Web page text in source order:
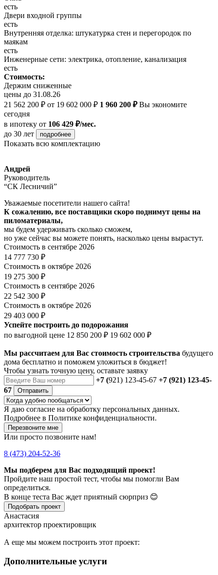
есть
Двери входной группы
есть
Внутренняя отделка: штукатурка стен и перегородок по
маякам
есть
Инженерные сети: электрика, отопление, канализация
есть
Стоимость:
Держим сниженные
цены до 31.08.26
21 562 200 ₽ от 19 602 000 ₽ 1 960 200 ₽Вы экономите
сегодня
в ипотеку от 106 429 ₽/мес.
до 30 лет
подробнее
Показать всю комплектацию
Андрей
Руководитель
“СК Лесничий”
Уважаемые посетители нашего сайта!
К сожалению, все поставщики скоро поднимут цены на
пиломатериалы,
мы будем удерживать сколько сможем,
но уже сейчас вы можете понять, насколько цены вырастут.
Стоимость в сентябре 2026
14 777 730 ₽
Стоимость в октябре 2026
19 275 300 ₽
Стоимость в сентябре 2026
22 542 300 ₽
Стоимость в октябре 2026
29 403 000 ₽
Успейте построить до подорожания
по выгодной цене 12 850 200 ₽ 19 602 000 ₽
Мы рассчитаем для Вас стоимость строительства будущего
дома бесплатно и поможем уложиться в бюджет!
Чтобы узнать точную цену, оставьте заявку
+7 (921) 123-45-67 +7 (921) 123-45-
67
Отправить
Я даю согласие на обработку персональных данных.
Подробнее в Политике конфиденциальности.
Перезвоните мне
Или просто позвоните нам!
8 (473) 204-52-36
Мы подберем для Вас подходящий проект!
Пройдите наш простой тест, чтобы мы помогли Вам
определиться.
В конце теста Вас ждет приятный сюрприз 😊
Подобрать проект
Анастасия
архитектор проектировщик
А еще мы можем построить этот проект:
Дополнительные услуги